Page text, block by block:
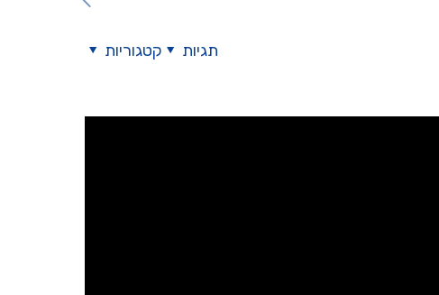
קטגוריות תגיות